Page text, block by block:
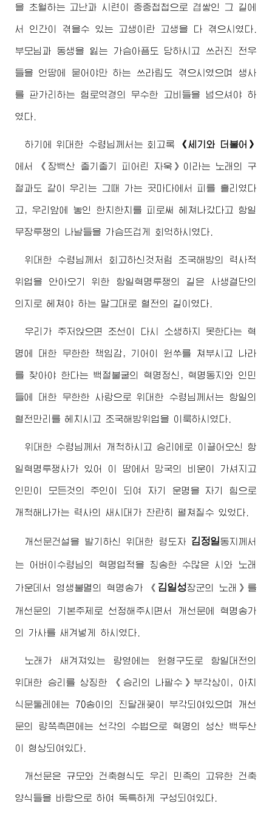
을 초월하는 고난과 시련이 중중첩첩으로 겹쌓인 그 길에
서 인간이 겪을수 있는 고생이란 고생을 다 겪으시였다.
부모님과 동생을 잃는 가슴아픔도 당하시고 쓰러진 전우
들을 언땅에 묻어야만 하는 쓰라림도 겪으시였으며 생사
를 판가리하는 험로역경의 무수한 고비들을 넘으셔야 하
였다.
하기에위대한 수령님께서 는 회고록 《세기와 더불어》
에서 《장백산 줄기줄기 피어린 자욱》이라는 노래의 구
절과도 같이 우리는 그때 가는 곳마다에서 피를 흘리였다
고, 우리앞에 놓인 한치한치를 피로써 헤쳐나갔다고 항일
무장투쟁의 나날들을 가슴뜨겁게 회억하시였다.
위대한 수령님께서 회고하신것처럼 조국해방의 력사적
위업을 안아오기 위한 항일혁명투쟁의 길은 사생결단의
의지로 헤쳐야 하는 말그대로 혈전의 길이였다.
우리가 주저앉으면 조선이 다시 소생하지 못한다는 혁
명에 대한 무한한 책임감, 기어이 원쑤를 쳐부시고 나라
를 찾아야 한다는 백절불굴의 혁명정신, 혁명동지와 인민
들에 대한 무한한 사랑으로위대한 수령님께서는 항일의
혈전만리를 헤치시고 조국해방위업을 이룩하시였다.
위대한 수령님께서 개척하시고 승리에로 이끌어오신 항
일혁명투쟁사가 있어 이 땅에서 망국의 비운이 가셔지고
인민이 모든것의 주인이 되여 자기 운명을 자기 힘으로
개척해나가는 력사의 새시대가 찬란히 펼쳐질수 있었다.
개선문건설을 발기하신 위대한 령도자 김정일동지께서
는 어버이수령님 의 혁명업적을 칭송한 수많은 시와 노래
가운데서 영생불멸의 혁명송가 《 김일성장군의 노래》를
개선문의 기본주제로 선정해주시면서 개선문에 혁명송가
의 가사를 새겨넣게 하시였다.
노래가 새겨져있는 량옆에는 원형구도로 항일대전의
위대한 승리를 상징한 《승리의 나팔수》부각상이, 아치
식문둘레에는 70송이의 진달래꽃이 부각되여있으며 개선
문의 량쪽측면에는 선각의 수법으로 혁명의 성산 백두산
이 형상되여있다.
개선문은 규모와 건축형식도 우리 민족의 고유한 건축
양식들을 바탕으로 하여 독특하게 구성되여있다.